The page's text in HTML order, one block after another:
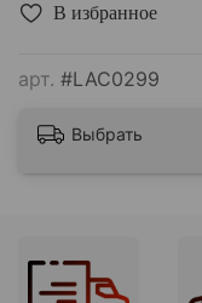
В избранное
арт. #LAC0299
Выбрать